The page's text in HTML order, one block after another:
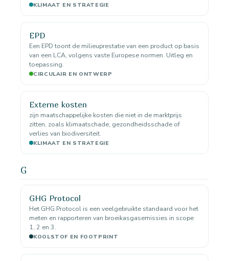
KLIMAAT EN STRATEGIE
EPD
Een EPD toont de milieuprestatie van een product op basis
van een LCA, volgens vaste Europese normen. Uitleg en
toepassing.
CIRCULAIR EN ONTWERP
Externe kosten
zijn maatschappelijke kosten die niet in de marktprijs
zitten, zoals klimaatschade, gezondheidsschade of
verlies van biodiversiteit.
KLIMAAT EN STRATEGIE
G
GHG Protocol
Het GHG Protocol is een veelgebruikte standaard voor het
meten en rapporteren van broeikasgasemissies in scope
1, 2 en 3.
KOOLSTOF EN FOOTPRINT